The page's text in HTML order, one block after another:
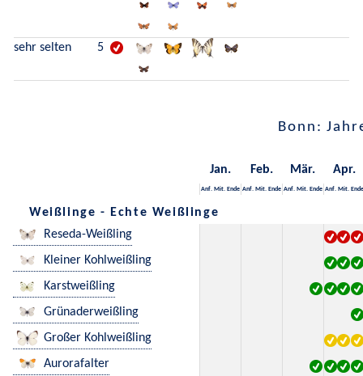
sehr selten 5
Bonn:
Jan. Feb. Mär. Apr.
Anf. Mit. Ende Anf. Mit. Ende Anf. Mit. Ende Anf. Mit. Ende
Weißlinge - Echte Weißlinge
Reseda-Weißling
Kleiner Kohlweißling
Karstweißling
Grünaderweißling
Großer Kohlweißling
Aurorafalter